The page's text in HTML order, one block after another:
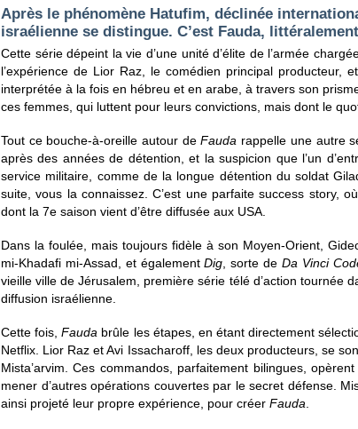
Après le phénomène Hatufim, déclinée
israélienne se distingue. C’est Fauda,
Cette série dépeint la vie d’une unité d’élite de l’armée
l’expérience de Lior Raz, le comédien principal producteur,
interprétée à la fois en hébreu et en arabe, à travers son
ces femmes, qui luttent pour leurs convictions, mais dont le
Tout ce bouche-à-oreille autour deFauda rappelle une autre
après des années de détention, et la suspicion que l’un
service militaire, comme de la longue détention du soldat
suite, vous la connaissez. C’est une parfaite success story,
dont la 7e saison vient d’être diffusée aux USA.
Dans la foulée, mais toujours fidèle à son Moyen-Orient,
mi-Khadafi mi-Assad, et égalementDig , sorte deDa Vinci
vieille ville de Jérusalem, première série télé d’action tournée
diffusion israélienne.
Cette fois,Fauda brûle les étapes, en étant directement
Netflix. Lior Raz et Avi Issacharoff, les deux producteurs, se
Mista’arvim. Ces commandos, parfaitement bilingues,
mener d’autres opérations couvertes par le secret défense.
ainsi projeté leur propre expérience, pour créer Fauda